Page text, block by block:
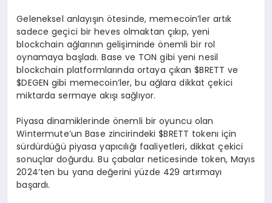
Geleneksel anlayışın ötesinde, memecoin’ler artık
sadece geçici bir heves olmaktan çıkıp, yeni
blockchain ağlarının gelişiminde önemli bir rol
oynamaya başladı. Base ve TON gibi yeni nesil
blockchain platformlarında ortaya çıkan $BRETT ve
$DEGEN gibi memecoin’ler, bu ağlara dikkat çekici
miktarda sermaye akışı sağlıyor.
Piyasa dinamiklerinde önemli bir oyuncu olan
Wintermute’un Base zincirindeki $BRETT tokenı için
sürdürdüğü piyasa yapıcılığı faaliyetleri, dikkat çekici
sonuçlar doğurdu. Bu çabalar neticesinde token, Mayıs
2024’ten bu yana değerini yüzde 429 artırmayı
başardı.